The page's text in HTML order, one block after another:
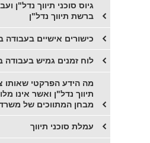
גיוס סוכני תיווך נדל"ן
ברשת תיווך נדל"ן
כישורים אישיים בעבודה
לוח זמנים גמיש בעבודה
מה הידע הפרקטי שאותו
תיווך נדל"ן ואשר אינו
מבחן המתווכים של
עמלת סוכני תיווך